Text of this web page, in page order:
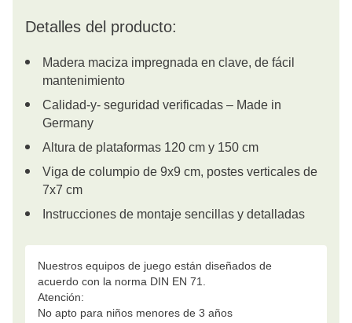
Detalles del producto:
Madera maciza impregnada en clave, de fácil
mantenimiento
Calidad-y- seguridad verificadas – Made in
Germany
Altura de plataformas 120 cm y 150 cm
Viga de columpio de 9x9 cm, postes verticales de
7x7 cm
Instrucciones de montaje sencillas y detalladas
Nuestros equipos de juego están diseñados de
acuerdo con la norma DIN EN 71.
Atención:
No apto para niños menores de 3 años